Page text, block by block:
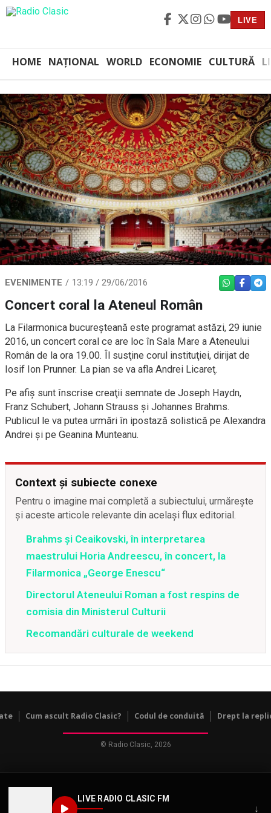
LIVE
HOME NAȚIONAL WORLD ECONOMIE CULTURĂ
LIVE RADIO CLASIC FM
↓
EVENIMENTE 13:19 / 29/06/2016 WHATSAPP
Concert coral la Ateneul Român
La Filarmonica bucureşteană este programat astăzi, 29 iunie
2016, un concert coral ce are loc în Sala Mare a Ateneului
Român de la ora 19.00. Îl susţine corul instituţiei, dirijat de
Iosif Ion Prunner. La pian se va afla Andrei Licareţ.
Pe afiş sunt înscrise creaţii semnate de Joseph Haydn,
Franz Schubert, Johann Strauss şi Johannes Brahms.
Publicul le va putea urmări în ipostază solistică pe Alexandra
Andrei şi pe Geanina Munteanu.
Context și subiecte conexe
Pentru o imagine mai completă a subiectului, urmărește
și aceste articole relevante din același flux editorial.
Brahms și Ceaikovski, în interpretarea
maestrului Horia Andreescu, în concert, la
Filarmonica „George Enescu“
Directorul Ateneului Roman a fost respins de
comisia din Ministerul Culturii
Recomandări culturale de weekend
Cum ascult Radio Clasic? Codul de conduită Drept la
© Radio Clasic, 2026